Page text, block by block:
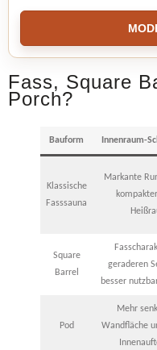
Fass, Square
Porch?
Bauform Innenraum-
Klassische
Fasssauna
Markante
Square
Barrel
geraderen
besser
Pod
Mehr
Wandfläche